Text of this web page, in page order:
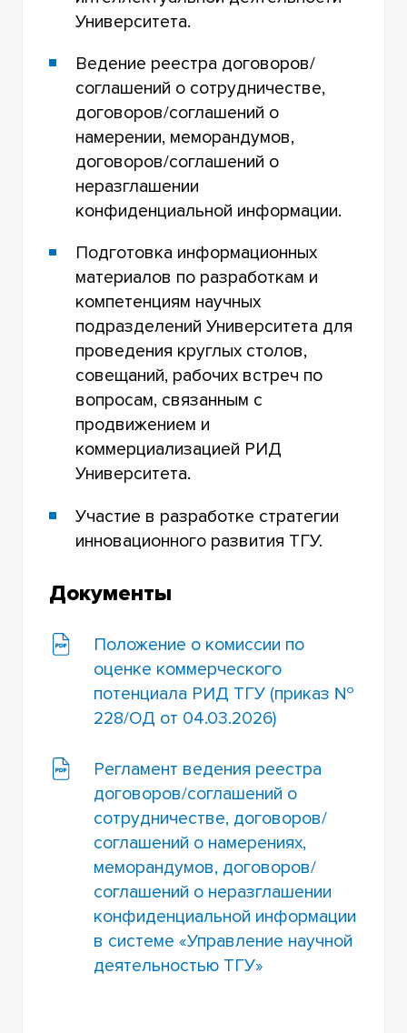
Университета.
Ведение реестра договоров/
соглашений о сотрудничестве,
договоров/соглашений о
намерении, меморандумов,
договоров/соглашений о
неразглашении
конфиденциальной информации.
Подготовка информационных
материалов по разработкам и
компетенциям научных
подразделений Университета для
проведения круглых столов,
совещаний, рабочих встреч по
вопросам, связанным с
продвижением и
коммерциализацией РИД
Университета.
Участие в разработке стратегии
инновационного развития ТГУ.
Документы
Положение о комиссии по
оценке коммерческого
потенциала РИД ТГУ (приказ №
228/ОД от 04.03.2026)
Регламент ведения реестра
договоров/соглашений о
сотрудничестве, договоров/
соглашений о намерениях,
меморандумов, договоров/
соглашений о неразглашении
конфиденциальной информации
в системе «Управление научной
деятельностью ТГУ»